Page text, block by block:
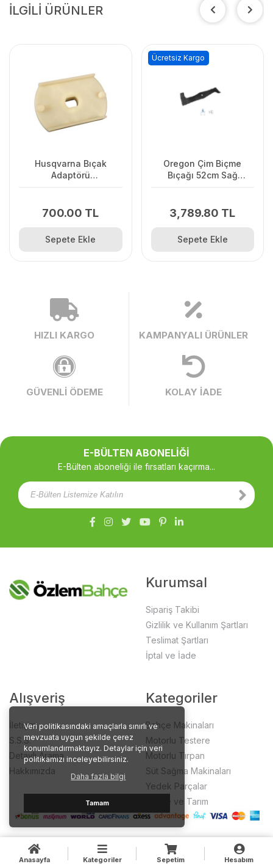
Veri politikasındaki amaçlarla sınırlı ve
mevzuata uygun şekilde çerez
konumlandırmaktayız. Detaylar için veri
politikamızı inceleyebilirsiniz.
Daha fazla bilgi
Tamam
İLGİLİ ÜRÜNLER
Husqvarna Bıçak
Adaptörü
700.00 TL
Sepete Ekle
Oregon Çim Biçme
Bıçağı 52cm Sağ
3,789.80 TL
Ücretsiz Kargo
Sepete Ekle
HIZLI KARGO KAMPANYALI ÜRÜNLER
GÜVENLİ ÖDEME KOLAY İADE
E-BÜLTEN ABONELİĞİ
E-Bülten aboneliği ile fırsatları kaçırma...
Kurumsal
Sipariş Takibi
Gizlilik ve Kullanım Şartları
Teslimat Şartları
İptal ve İade
Alışveriş
İletişim
S.S.S.
Detaylı Arama
Hakkımızda
Kategoriler
Bahçe Makinaları
Motorlu Testere
Motorlu Tırpan
Süt Sağma Makinaları
Yedek Parçalar
Bahçe ve Tarım
Anasayfa Kategoriler Sepetim Hesabım